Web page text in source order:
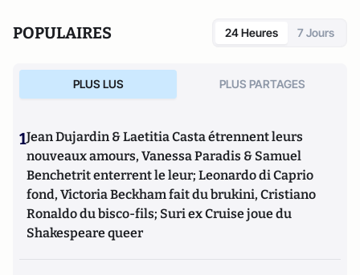
POPULAIRES 24 Heures 7 Jours
PLUS LUS PLUS PARTAGES
1Jean Dujardin & Laetitia Casta étrennent leurs
nouveaux amours, Vanessa Paradis & Samuel
Benchetrit enterrent le leur; Leonardo di Caprio
fond, Victoria Beckham fait du brukini, Cristiano
Ronaldo du bisco-fils; Suri ex Cruise joue du
Shakespeare queer